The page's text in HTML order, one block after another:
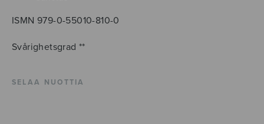
ISMN 979-0-55010-810-0
Svårighetsgrad **
SELAA NUOTTIA